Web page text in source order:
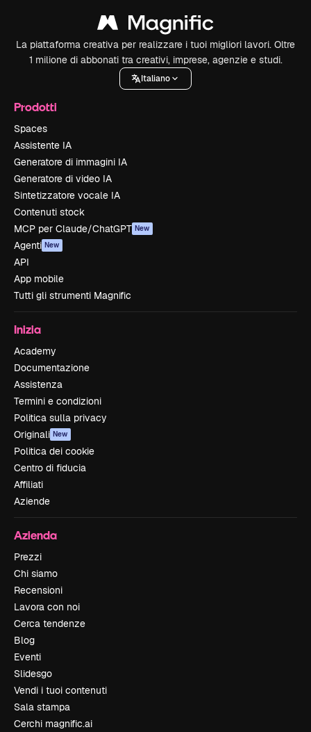
La piattaforma creativa per realizzare i tuoi migliori lavori. Oltre
1 milione di abbonati tra creativi, imprese, agenzie e studi.
Italiano
Prodotti
Spaces
Assistente IA
Generatore di immagini IA
Generatore di video IA
Sintetizzatore vocale IA
Contenuti stock
MCP per Claude/ChatGPT New
Agenti New
API
App mobile
Tutti gli strumenti Magnific
Inizia
Academy
Documentazione
Assistenza
Termini e condizioni
Politica sulla privacy
Originali New
Politica dei cookie
Centro di fiducia
Affiliati
Aziende
Azienda
Prezzi
Chi siamo
Recensioni
Lavora con noi
Cerca tendenze
Blog
Eventi
Slidesgo
Vendi i tuoi contenuti
Sala stampa
Cerchi magnific.ai